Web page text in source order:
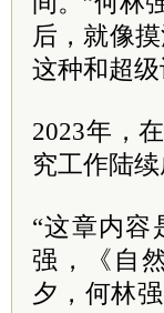
后，就像
这种和超级
2023年，
究工作陆
“这章内容
强，《自
夕，何林